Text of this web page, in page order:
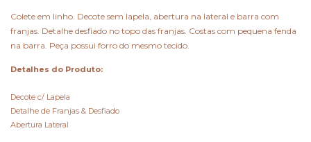
Colete em linho. Decote sem lapela, abertura na lateral e barra com
franjas. Detalhe desfiado no topo das franjas. Costas com pequena fenda
na barra. Peça possui forro do mesmo tecido.
Detalhes do Produto:
Decote c/ Lapela
Detalhe de Franjas & Desfiado
Abertura Lateral